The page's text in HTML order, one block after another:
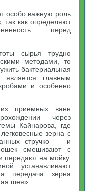
особо важную роль
так как определяют
перед
сырья трудно
методами, то
бактериальная
главным
и особенно
приемных ванн
через
Кайнарова, где
зерна с
стручко — и
смешивают с
передают на мойку.
устанавливают
передача зерна
шея».